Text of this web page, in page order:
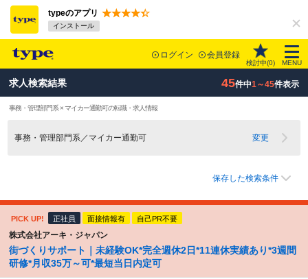
typeのアプリ
インストール
ログイン 会員登録
検討中(0) MENU
求人検索結果 45件中1～45件表示
事務・管理部門系 × マイカー通勤可の転職・求人情報
事務・管理部門系／マイカー通勤可 変更
保存した検索条件
PICK UP! 正社員 面接情報有 自己PR不要
株式会社アーキ・ジャパン
街づくりサポート｜未経験OK*完全週休2日*11連休実績あり*3週間
研修*月収35万～可*最短当日内定可